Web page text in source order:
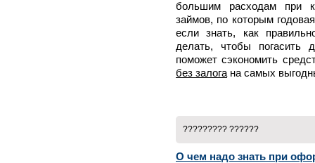
большим расходам при
займов, по которым
если знать, как
делать, чтобы погасить
поможет сэкономить
без залога на самых
????????? ??????
О чем надо знать при